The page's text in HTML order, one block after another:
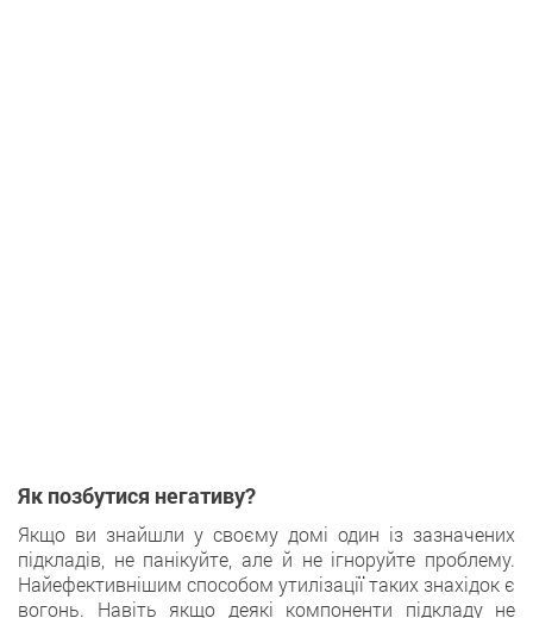
Як позбутися негативу?
Якщо ви знайшли у своєму домі один із зазначених
підкладів, не панікуйте, але й не ігноруйте проблему.
Найефективнішим способом утилізації таких знахідок є
вогонь. Навіть якщо деякі компоненти підкладу не